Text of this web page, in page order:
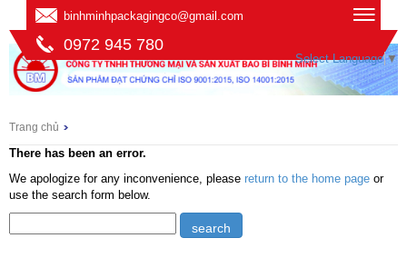
binhminhpackagingco@gmail.com
0972 945 780
Select Language ▼
Trang chủ
There has been an error.
We apologize for any inconvenience, please return to the home page or
use the search form below.